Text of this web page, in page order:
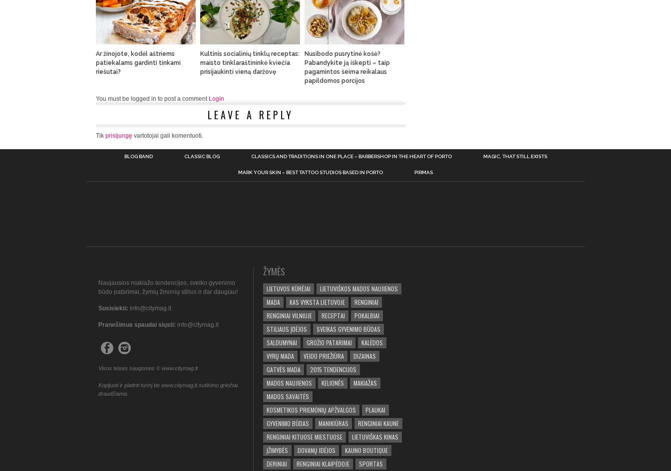
Ar žinojote, kodėl aštriems
patiekalams gardinti tinkami
riešutai?
Kultinis socialinių tinklų receptas:
maisto tinklaraštininkė kviečia
prisijaukinti vieną daržovę
Nusibodo pusrytinė košė?
Pabandykite ją iškepti – taip
pagamintos šeima reikalaus
papildomos porcijos
You must be logged in to post a comment Login
LEAVE A REPLY
Tik prisijungę vartotojai gali komentuoti.
BLOG BAND CLASSIC BLOG CLASSICS AND TRADITIONS IN ONE PLACE – BARBERSHOP IN THE HEART OF PORTO MAGIC, THAT STILL EXISTS
MARK YOUR SKIN – BEST TATTOO STUDIOS BASED IN PORTO PIRMAS
Naujausios makiažo tendencijos, sveiko gyvenimo
būdo patarimai, žymių žmonių stilius ir dar daugiau!
Susisiekti: info@citymag.lt
Pranešimus spaudai siųsti: info@citymag.lt
Visos teisės saugomos © www.citymag.lt
Kopijuoti ir platinti turinį be www.citymag.lt sutikimo griežtai
draudžiama.
ŽYMĖS
LIETUVOS KŪRĖJAI
LIETUVIŠKOS MADOS NAUJIENOS
MADA
KAS VYKSTA LIETUVOJE
RENGINIAI
RENGINIAI VILNIUJE
RECEPTAI
POKALBIAI
STILIAUS ĮDĖJOS
SVEIKAS GYVENIMO BŪDAS
SALDUMYNAI
GROŽIO PATARIMAI
KALĖDOS
VYRŲ MADA
VEIDO PRIEŽIŪRA
DIZAINAS
GATVĖS MADA
2015 TENDENCIJOS
MADOS NAUJIENOS
KELIONĖS
MAKIAŽAS
MADOS SAVAITĖS
KOSMETIKOS PRIEMONIŲ APŽVALGOS
PLAUKAI
GYVENIMO BŪDAS
MANIKIŪRAS
RENGINIAI KAUNE
RENGINIAI KITUOSE MIESTUOSE
LIETUVIŠKAS KINAS
ĮŽIMYBĖS
DOVANŲ IDĖJOS
KAUNO BOUTIQUE
DERINIAI
RENGINIAI KLAIPĖDOJE SPORTAS